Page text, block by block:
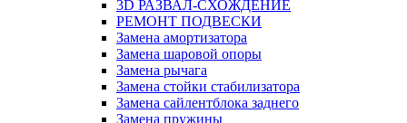
3D РАЗВАЛ-СХОЖДЕНИЕ
РЕМОНТ ПОДВЕСКИ
Замена амортизатора
Замена шаровой опоры
Замена рычага
Замена стойки стабилизатора
Замена сайлентблока заднего
Замена пружины